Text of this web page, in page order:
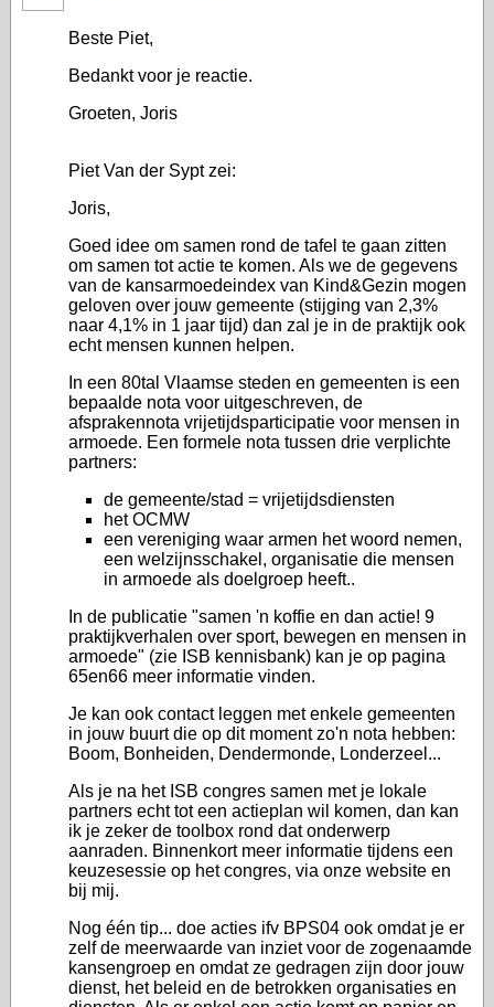
Beste Piet,
Bedankt voor je reactie.
Groeten, Joris
Piet Van der Sypt zei:
Joris,
Goed idee om samen rond de tafel te gaan zitten
om samen tot actie te komen. Als we de gegevens
van de kansarmoedeindex van Kind&Gezin mogen
geloven over jouw gemeente (stijging van 2,3%
naar 4,1% in 1 jaar tijd) dan zal je in de praktijk ook
echt mensen kunnen helpen.
In een 80tal Vlaamse steden en gemeenten is een
bepaalde nota voor uitgeschreven, de
afsprakennota vrijetijdsparticipatie voor mensen in
armoede. Een formele nota tussen drie verplichte
partners:
de gemeente/stad = vrijetijdsdiensten
het OCMW
een vereniging waar armen het woord nemen,
een welzijnsschakel, organisatie die mensen
in armoede als doelgroep heeft..
In de publicatie "samen 'n koffie en dan actie! 9
praktijkverhalen over sport, bewegen en mensen in
armoede" (zie ISB kennisbank) kan je op pagina
65en66 meer informatie vinden.
Je kan ook contact leggen met enkele gemeenten
in jouw buurt die op dit moment zo'n nota hebben:
Boom, Bonheiden, Dendermonde, Londerzeel...
Als je na het ISB congres samen met je lokale
partners echt tot een actieplan wil komen, dan kan
ik je zeker de toolbox rond dat onderwerp
aanraden. Binnenkort meer informatie tijdens een
keuzesessie op het congres, via onze website en
bij mij.
Nog één tip... doe acties ifv BPS04 ook omdat je er
zelf de meerwaarde van inziet voor de zogenaamde
kansengroep en omdat ze gedragen zijn door jouw
dienst, het beleid en de betrokken organisaties en